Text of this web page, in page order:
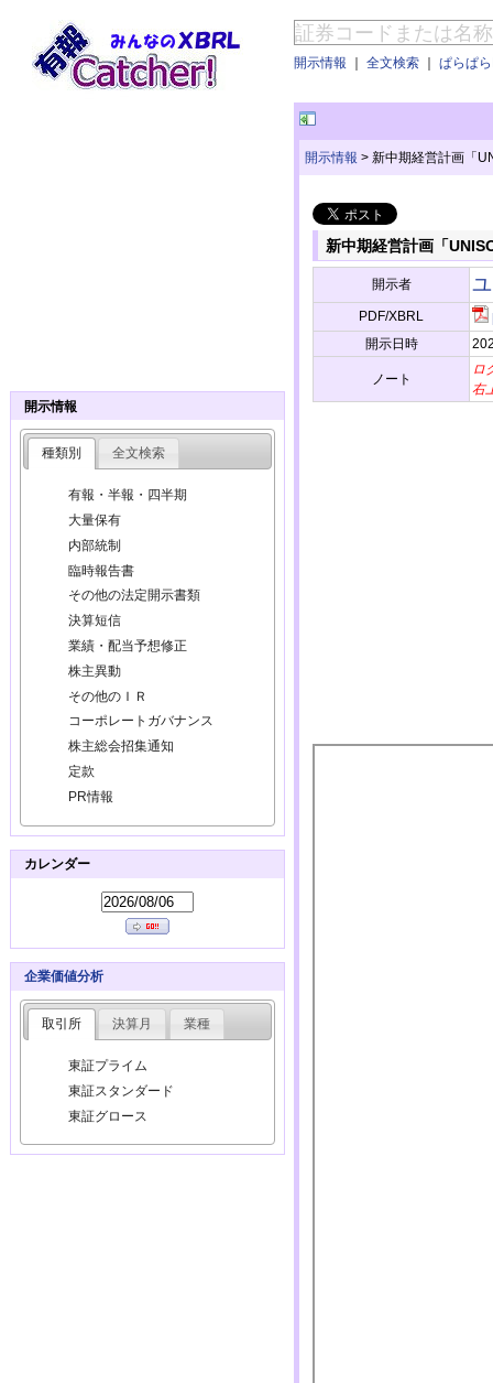
開示情報 ｜ 全文検索 ｜ ぱらぱ
開示情報 > 新中期経営計画「
新中期経営計画「
開示者
PDF/XBRL
開示日時
ノート
ロ
右
開示情報
種類別 全文検索
有報・半報・四半期
大量保有
内部統制
臨時報告書
その他の法定開示書類
決算短信
業績・配当予想修正
株主異動
その他のＩＲ
コーポレートガバナンス
株主総会招集通知
定款
PR情報
カレンダー
企業価値分析
取引所 決算月 業種
東証プライム
東証スタンダード
東証グロース